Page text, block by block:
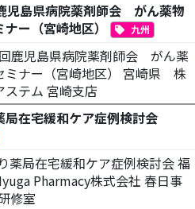
児島県病院薬剤師会 がん薬物
ー（宮崎地区）
九州
鹿児島県病院薬剤師会 がん薬
ミナー（宮崎地区） 宮崎県 株
ステム 宮崎支店
局在宅緩和ケア症例検討会
薬局在宅緩和ケア症例検討会 福
Pharmacy株式会社 春日事
修室